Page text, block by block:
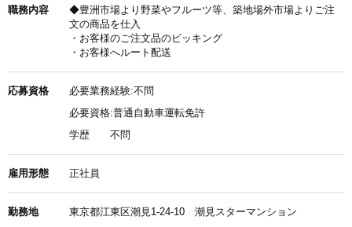
職務内容
◆豊洲市場より野菜やフルーツ等、築地場外市場よりご注
文の商品を仕入
・お客様のご注文品のピッキング
・お客様へルート配送
応募資格
必要業務経験:不問
必要資格:普通自動車運転免許
学歴
不問
雇用形態 正社員
勤務地
東京都江東区潮見1-24-10 潮見スターマンション